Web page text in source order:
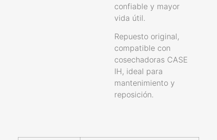
confiable y mayor
vida útil.
Repuesto original,
compatible con
cosechadoras CASE
IH, ideal para
mantenimiento y
reposición.